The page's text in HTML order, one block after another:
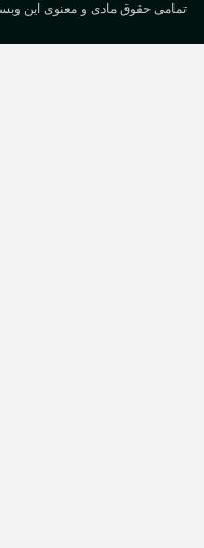
حقوق مادی و معنوی این وبسایت